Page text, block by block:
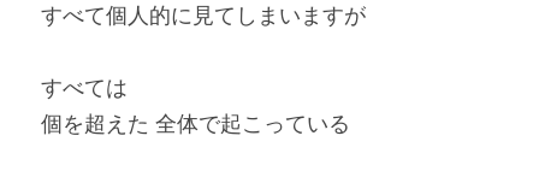
すべて個人的に見てしまいますが
すべては
個を超えた 全体で起こっている